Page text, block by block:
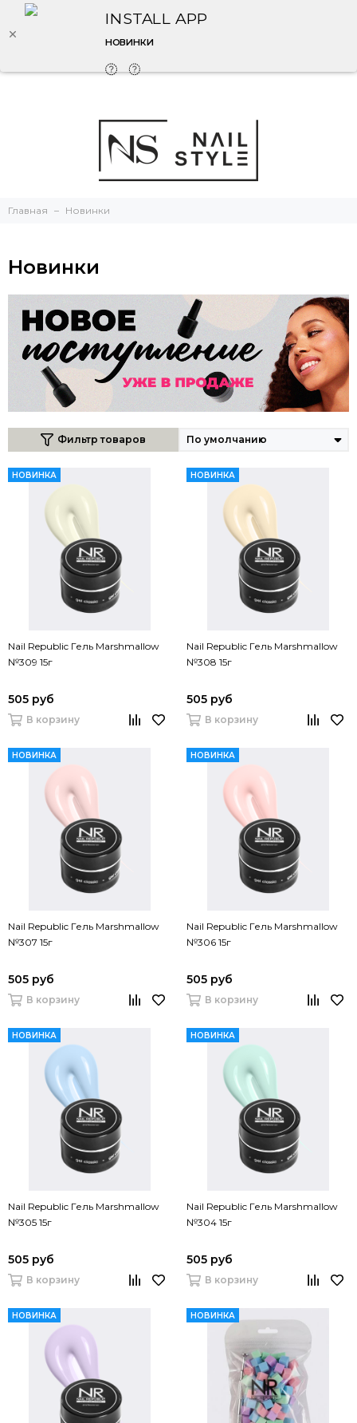
INSTALL APP
НОВИНКИ
Главная Новинки
Новинки
Фильтр товаров
НОВИНКА
Nail Republic Гель Marshmallow
№309 15г
505 руб
В корзину
НОВИНКА
Nail Republic Гель Marshmallow
№308 15г
505 руб
В корзину
НОВИНКА
Nail Republic Гель Marshmallow
№307 15г
505 руб
В корзину
НОВИНКА
Nail Republic Гель Marshmallow
№306 15г
505 руб
В корзину
НОВИНКА
Nail Republic Гель Marshmallow
№305 15г
505 руб
В корзину
НОВИНКА
Nail Republic Гель Marshmallow
№304 15г
505 руб
В корзину
НОВИНКА НОВИНКА